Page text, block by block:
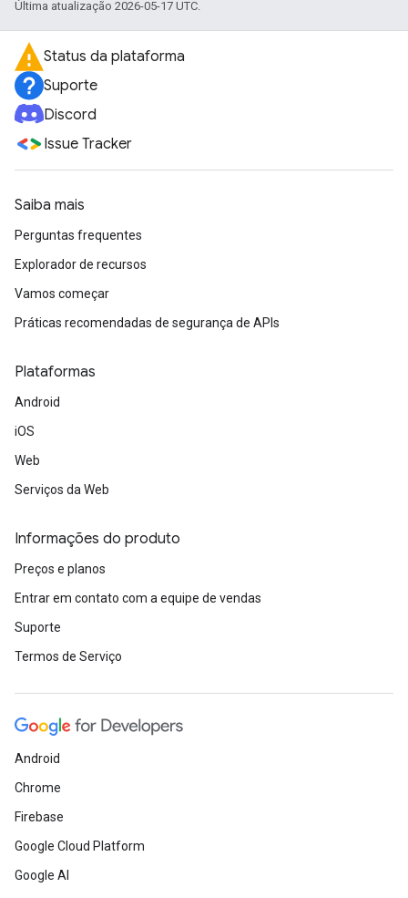
Última atualização 2026-05-17 UTC.
Status da plataforma
Suporte
Discord
Issue Tracker
Saiba mais
Perguntas frequentes
Explorador de recursos
Vamos começar
Práticas recomendadas de segurança de APIs
Plataformas
Android
iOS
Web
Serviços da Web
Informações do produto
Preços e planos
Entrar em contato com a equipe de vendas
Suporte
Termos de Serviço
Android
Chrome
Firebase
Google Cloud Platform
Google AI